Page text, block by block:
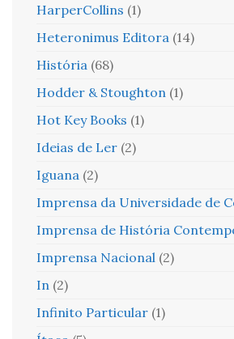
HarperCollins (1)
Heteronimus Editora (14)
História (68)
Hodder & Stoughton (1)
Hot Key Books (1)
Ideias de Ler (2)
Iguana (2)
Imprensa da Universidade de
Imprensa de História
Imprensa Nacional (2)
In (2)
Infinito Particular (1)